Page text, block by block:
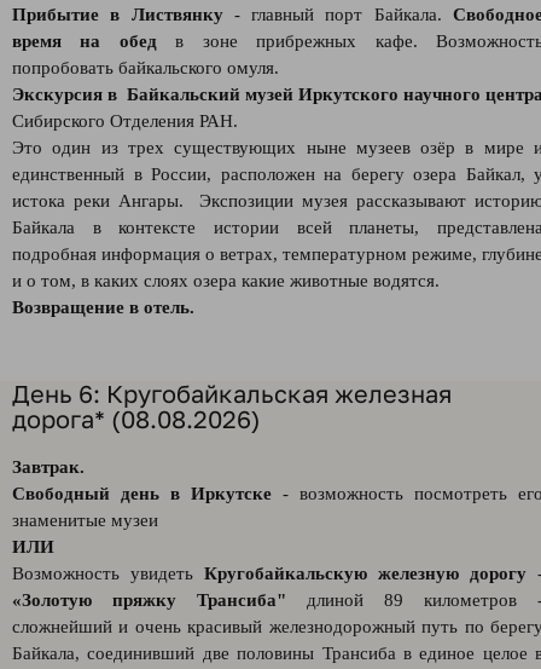
Прибытие в Листвянку- главный порт Байкала.
время на обед в зоне прибрежных кафе.
попробовать байкальского омуля.
Экскурсия в Байкальский музей Иркутского научного
Сибирского Отделения РАН.
Это один из трех существующих ныне музеев озёр в мире
единственный в России, расположен на берегу озера Байкал,
истока реки Ангары. Экспозиции музея рассказывают
Байкала в контексте истории всей планеты,
подробная информация о ветрах, температурном режиме,
и о том, в каких слоях озера какие животные водятся.
Возвращение в отель.
День 6: Кругобайкальская железная
дорога* (08.08.2026)
Завтрак.
Свободный день в Иркутске - возможность посмотреть
знаменитые музеи
ИЛИ
Возможность увидеть Кругобайкальскую железную дорогу
«Золотую пряжку Трансиба" длиной 89 километров
сложнейший и очень красивый железнодорожный путь по
Байкала, соединивший две половины Трансиба в единое целое